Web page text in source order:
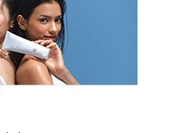
בתחנת האוטובוס וביקש
שסירב החל לאיים עליו: